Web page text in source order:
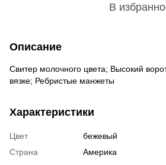
В
Описание
Свитер молочного цвета; Высокий
вязке; Ребристые манжеты
Характеристики
Цвет
бежевый
Страна
Америка